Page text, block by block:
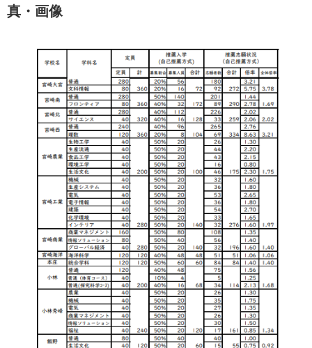
真・画像